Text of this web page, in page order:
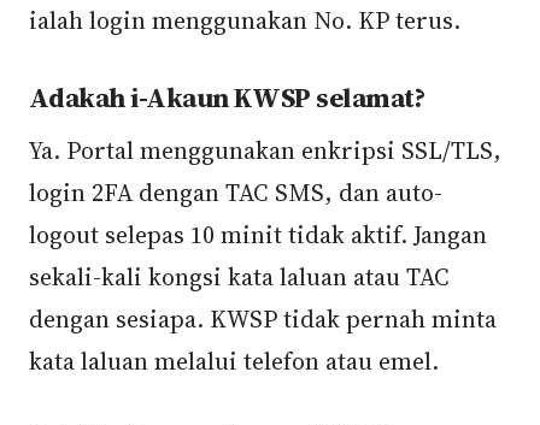
ialah login menggunakan No. KP terus.
Adakah i-Akaun KWSP selamat?
Ya. Portal menggunakan enkripsi SSL/TLS,
login 2FA dengan TAC SMS, dan auto-
logout selepas 10 minit tidak aktif. Jangan
sekali-kali kongsi kata laluan atau TAC
dengan sesiapa. KWSP tidak pernah minta
kata laluan melalui telefon atau emel.